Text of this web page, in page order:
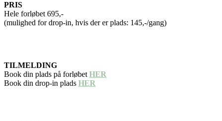
PRIS
Hele forløbet 695,-
(mulighed for drop-in, hvis der er plads: 145,-/gang)
TILMELDING
Book din plads på forløbetHER
Book din drop-in plads HER